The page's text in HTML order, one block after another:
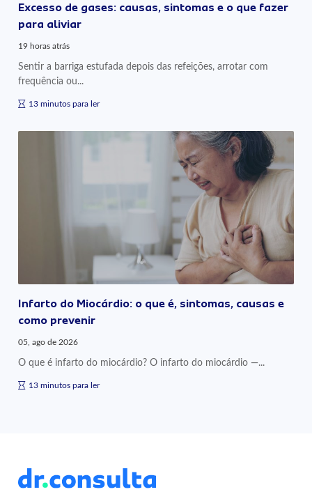
Excesso de gases: causas, sintomas e o que fazer
para aliviar
19 horas atrás
Sentir a barriga estufada depois das refeições, arrotar com
frequência ou...
13 minutos para ler
Infarto do Miocárdio: o que é, sintomas, causas e
como prevenir
05, ago de 2026
O que é infarto do miocárdio? O infarto do miocárdio —...
13 minutos para ler